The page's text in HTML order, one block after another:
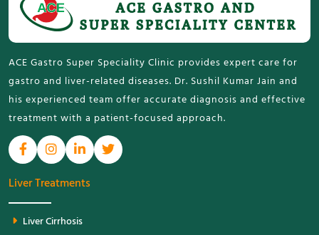
ACE Gastro Super Speciality Clinic provides expert care for
gastro and liver-related diseases. Dr. Sushil Kumar Jain and
his experienced team offer accurate diagnosis and effective
treatment with a patient-focused approach.
Liver Treatments
Liver Cirrhosis